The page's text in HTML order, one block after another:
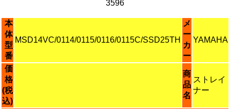
3596
本
体
型
番
MSD14VC/0114/0115/0116/0115C/SSD25TH
メ
ー
カ
ー
YAMAHA
価
格
(税
込)
商
品
名
ストレイ
ナー